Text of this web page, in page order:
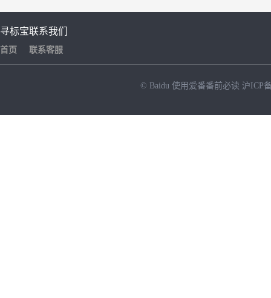
寻标宝
首页
联系我们
联系客服
© Baidu 使用爱番番前必读 沪ICP